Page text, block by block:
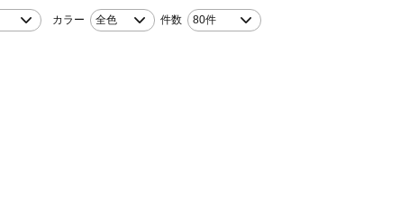
カラー 全色 件数 80件